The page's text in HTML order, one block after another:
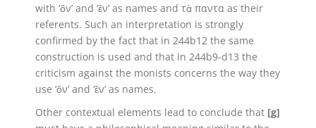
with ‘ὄν’ and ‘ἕν’ as names and τὰ παντα as their
referents. Such an interpretation is strongly
confirmed by the fact that in 244b12 the same
construction is used and that in 244b9-d13 the
criticism against the monists concerns the way they
use ‘ὄν’ and ‘ἕν’ as names.
Other contextual elements lead to conclude that [g]